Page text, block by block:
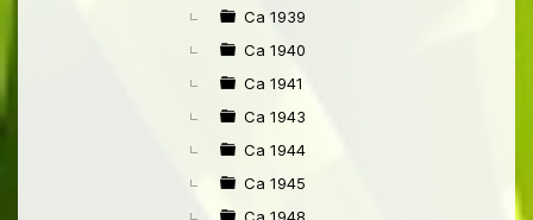
Ca 1939
Ca 1940
Ca 1941
Ca 1943
Ca 1944
Ca 1945